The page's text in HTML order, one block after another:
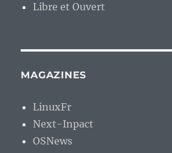
Libre et Ouvert
MAGAZINES
LinuxFr
Next-Inpact
OSNews